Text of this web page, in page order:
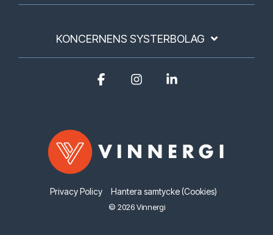
KONCERNENS SYSTERBOLAG
Privacy Policy Hantera samtycke (Cookies)
© 2026 Vinnergi
FacebookInstagram